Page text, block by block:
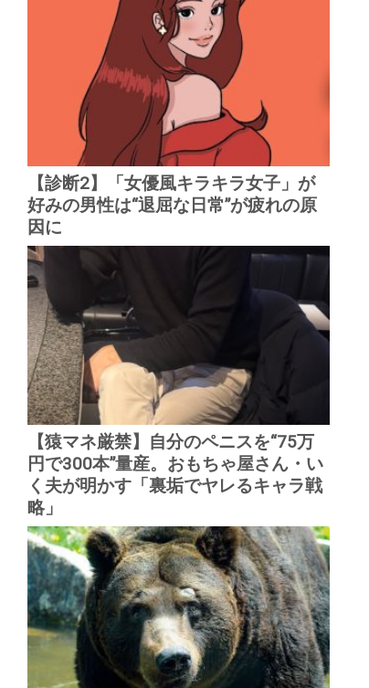
【診断2】「女優風キラキラ女子」が
好みの男性は“退屈な日常”が疲れの原
因に
【猿マネ厳禁】自分のペニスを“75万
円で300本”量産。おもちゃ屋さん・い
く夫が明かす「裏垢でヤレるキャラ戦
略」